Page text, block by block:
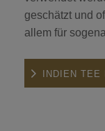
geschätzt und
allem für
INDIEN TEE